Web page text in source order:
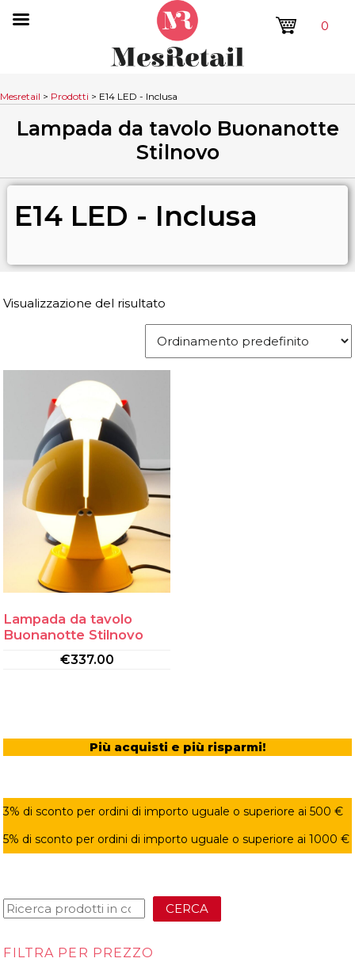
0
Mesretail > Prodotti > E14 LED - Inclusa
Lampada da tavolo Buonanotte
Stilnovo
E14 LED - Inclusa
Visualizzazione del risultato
Lampada da tavolo
Buonanotte Stilnovo
€337.00
Più acquisti e più risparmi!
3% di sconto per ordini di importo uguale o superiore ai 500 €
5% di sconto per ordini di importo uguale o superiore ai 1000 €
CERCA
FILTRA PER PREZZO